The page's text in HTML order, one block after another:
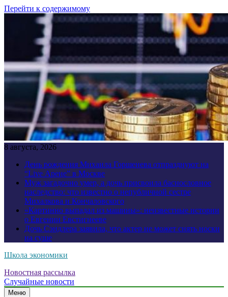
Перейти к содержимому
8 августа, 2026
День рождения Михаила Горшенева отпразднуют на
“Live Арене” в Москве
Муж загадочно умер, а дочь присвоила баснословное
наследство: что известно о непубличной сестре
Михалкова и Кончаловского
«Картинно выпадал из машины»: неизвестные истории
о Евгении Евстигнееве
Дочь Сэндлера заявила, что актер не может снять носки
на суше
Школа экономики
Новостная рассылка
Случайные новости
Меню